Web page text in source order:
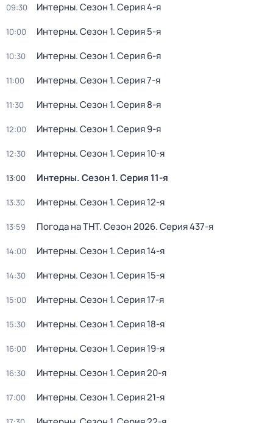
09:30 Интерны. Сезон 1. Серия 4-я
10:00 Интерны. Сезон 1. Серия 5-я
10:30 Интерны. Сезон 1. Серия 6-я
11:00 Интерны. Сезон 1. Серия 7-я
11:30 Интерны. Сезон 1. Серия 8-я
12:00 Интерны. Сезон 1. Серия 9-я
12:30 Интерны. Сезон 1. Серия 10-я
13:00 Интерны. Сезон 1. Серия 11-я
13:30 Интерны. Сезон 1. Серия 12-я
13:59 Погода на ТНТ. Сезон 2026. Серия 437-я
14:00 Интерны. Сезон 1. Серия 14-я
14:30 Интерны. Сезон 1. Серия 15-я
15:00 Интерны. Сезон 1. Серия 17-я
15:30 Интерны. Сезон 1. Серия 18-я
16:00 Интерны. Сезон 1. Серия 19-я
16:30 Интерны. Сезон 1. Серия 20-я
17:00 Интерны. Сезон 1. Серия 21-я